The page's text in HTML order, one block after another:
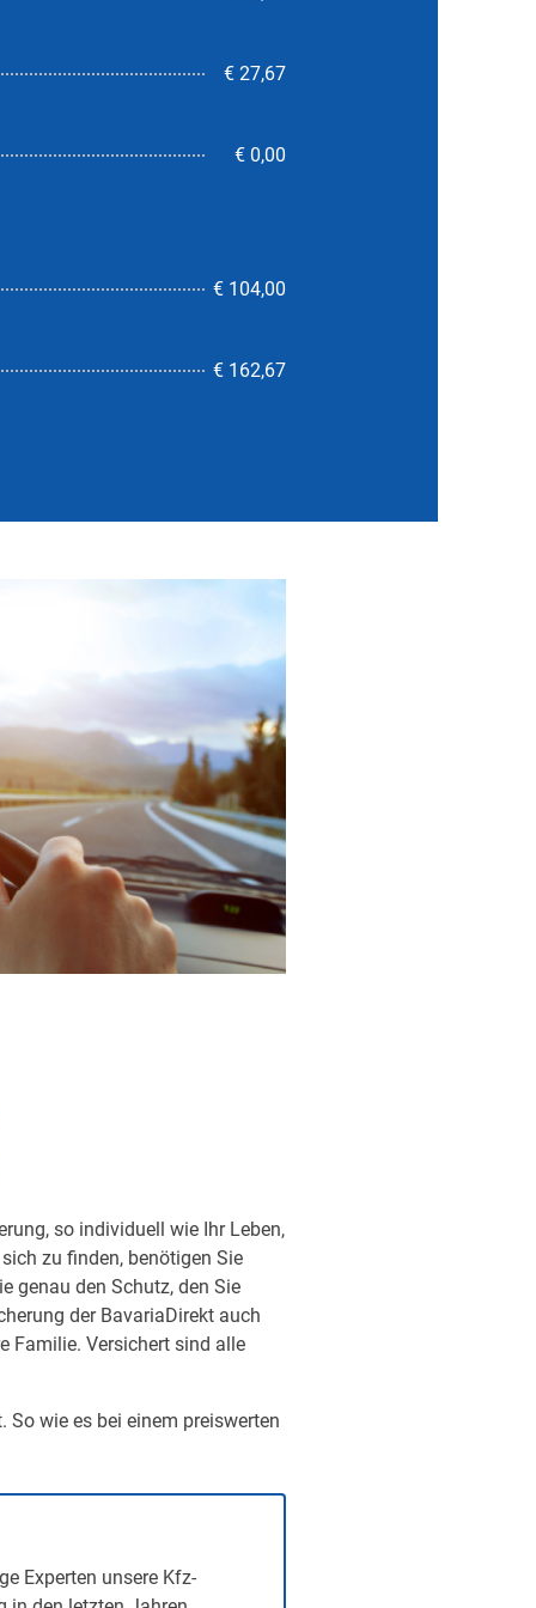
€ 27,67
€ 0,00
€ 104,00
€ 162,675,5
so individuell wie Ihr Leben,
zu finden, benötigen Sie
genau den Schutz, den Sie
der BavariaDirekt auch
Familie. Versichert sind alle
So wie es bei einem preiswerten
Experten unsere Kfz-